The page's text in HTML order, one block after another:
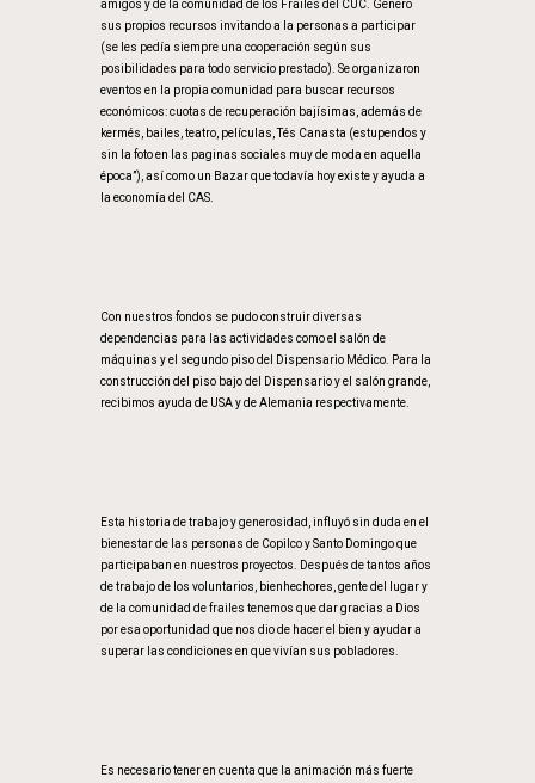
amigos y de la comunidad de los Frailes del CUC. Genero
sus propios recursos invitando a la personas a participar
(se les pedía siempre una cooperación según sus
posibilidades para todo servicio prestado). Se organizaron
eventos en la propia comunidad para buscar recursos
económicos: cuotas de recuperación bajísimas, además de
kermés, bailes, teatro, películas, Tés Canasta (estupendos y
sin la foto en las paginas sociales muy de moda en aquella
época”), así como un Bazar que todavía hoy existe y ayuda a
la economía del CAS.
Con nuestros fondos se pudo construir diversas
dependencias para las actividades como el salón de
máquinas y el segundo piso del Dispensario Médico. Para la
construcción del piso bajo del Dispensario y el salón grande,
recibimos ayuda de USA y de Alemania respectivamente.
Esta historia de trabajo y generosidad, influyó sin duda en el
bienestar de las personas de Copilco y Santo Domingo que
participaban en nuestros proyectos. Después de tantos años
de trabajo de los voluntarios, bienhechores, gente del lugar y
de la comunidad de frailes tenemos que dar gracias a Dios
por esa oportunidad que nos dio de hacer el bien y ayudar a
superar las condiciones en que vivían sus pobladores.
Es necesario tener en cuenta que la animación más fuerte